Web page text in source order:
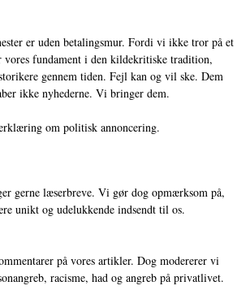
er uden betalingsmur. Fordi vi ikke tror på et
fundament i den kildekritiske tradition,
gennem tiden. Fejl kan og vil ske. Dem
ikke nyhederne. Vi bringer dem.
om politisk annoncering.
gerne læserbreve. Vi gør dog opmærksom på,
unikt og udelukkende indsendt til os.
på vores artikler. Dog modererer vi
racisme, had og angreb på privatlivet.